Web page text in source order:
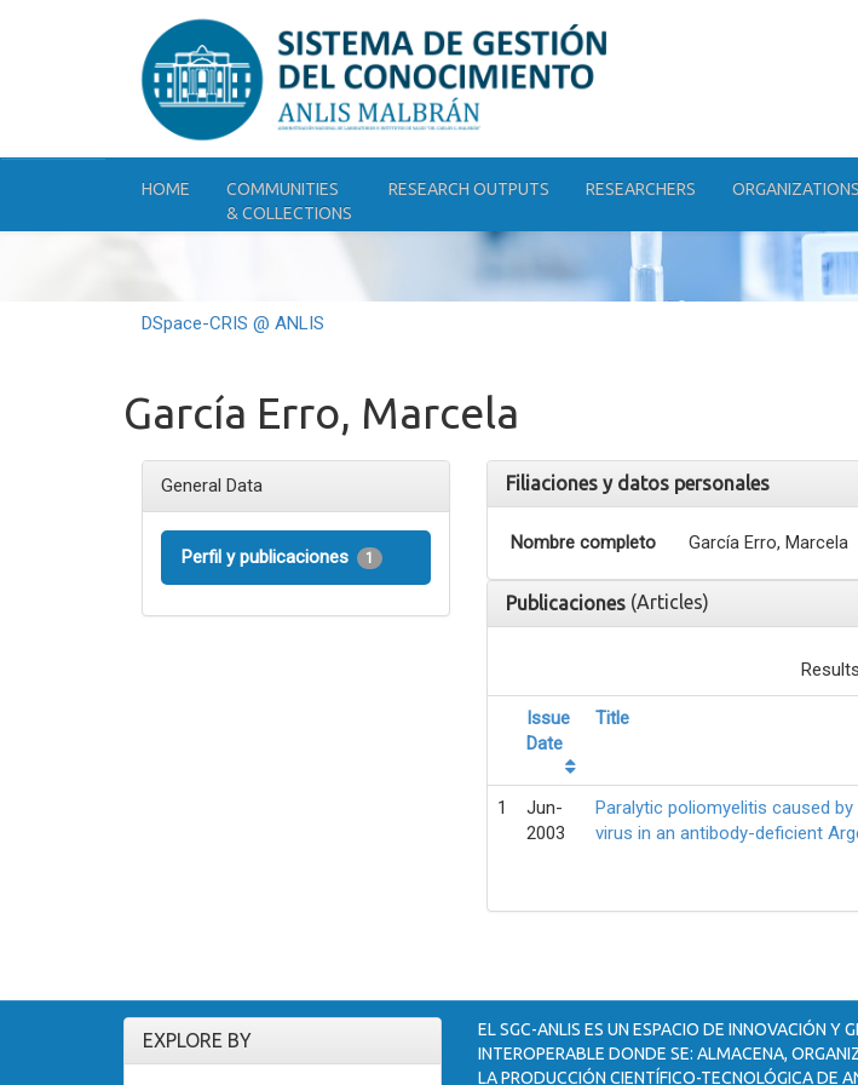
HOME
COMMUNITIES
& COLLECTIONS
RESEARCH OUTPUTS RESEARCHERS ORGANIZATIONS
DSpace-CRIS @ ANLIS
García Erro, Marcela
General Data
Perfil y publicaciones 1
Filiaciones y datos personales
Nombre completo García Erro, Marcela
Publicaciones (Articles)
Issue
Date
Title
1
Jun-
2003
Paralytic poliomyelitis caused
virus in an antibody-deficient
EXPLORE BY
EL SGC-ANLIS ES UN ESPACIO DE INNOVACIÓN Y
INTEROPERABLE DONDE SE: ALMACENA,
LA PRODUCCIÓN CIENTÍFICO-TECNOLÓGICA DE